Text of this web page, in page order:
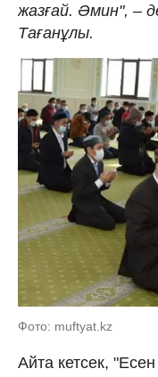
жазғай. Әмин", –
Тағанұлы.
Фото: muftyat.kz
Айта кетсек,